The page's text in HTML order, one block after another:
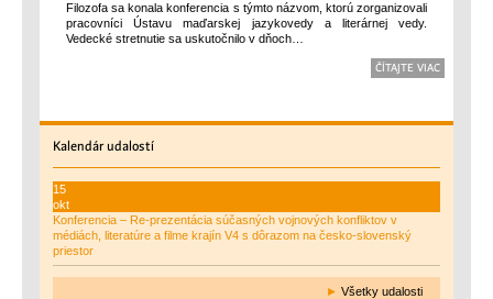
Filozofa sa konala konferencia s týmto názvom, ktorú zorganizovali
pracovníci Ústavu maďarskej jazykovedy a literárnej vedy.
Vedecké stretnutie sa uskutočnilo v dňoch…
ČÍTAJTE VIAC
Kalendárudalostí
15
okt
Konferencia – Re-prezentácia súčasných vojnových konfliktov v
médiách, literatúre a filme krajín V4 s dôrazom na česko-slovenský
priestor
► Všetky udalosti